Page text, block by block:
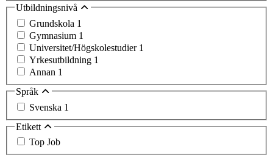
Utbildningsnivå
Grundskola 1
Gymnasium 1
Universitet/Högskolestudier 1
Yrkesutbildning 1
Annan 1
Språk
Svenska 1
Etikett
Top Job